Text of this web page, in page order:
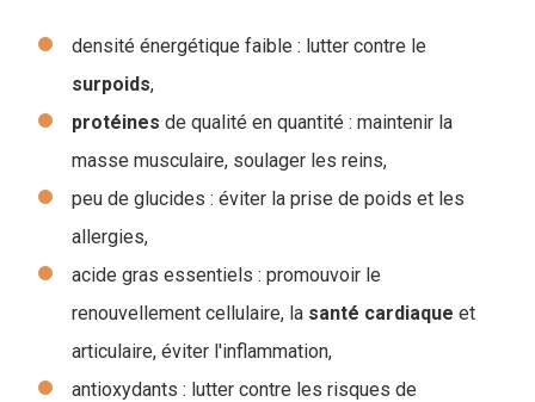
densité énergétique faible : lutter contre le
surpoids,
protéines de qualité en quantité : maintenir la
masse musculaire, soulager les reins,
peu de glucides : éviter la prise de poids et les
allergies,
acide gras essentiels : promouvoir le
renouvellement cellulaire, la santé cardiaque et
articulaire, éviter l'inflammation,
antioxydants : lutter contre les risques de